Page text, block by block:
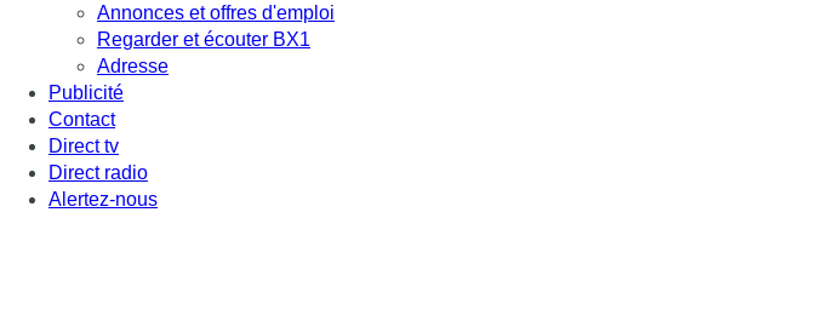
Annonces et offres d'emploi
Regarder et écouter BX1
Adresse
Publicité
Contact
Direct tv
Direct radio
Alertez-nous